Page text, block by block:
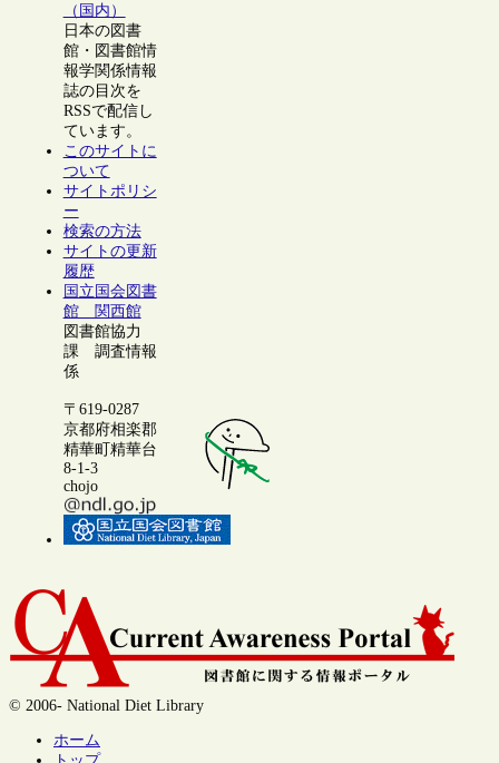
（国内）
日本の図書
館・図書館情
報学関係情報
誌の目次を
RSSで配信し
ています。
このサイトに
ついて
サイトポリシ
ー
検索の方法
サイトの更新
履歴
国立国会図書
館 関西館
図書館協力
課 調査情報
係
〒619-0287
京都府相楽郡
精華町精華台
8-1-3
chojo
© 2006- National Diet Library
ホーム